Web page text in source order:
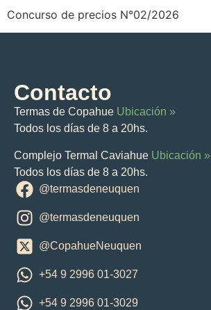
Concurso de precios N°02/2026
Contacto
Termas de Copahue Ubicación »
Todos los días de 8 a 20hs.
Complejo Termal Caviahue Ubicación »
Todos los días de 8 a 20hs.
@termasdeneuquen
@termasdeneuquen
@CopahueNeuquen
+54 9 2996 01-3027
+54 9 2996 01-3029